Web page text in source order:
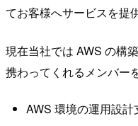
てお客様へサービスを提
現在当社では AWS の構
携わってくれるメンバー
AWS 環境の運用設計